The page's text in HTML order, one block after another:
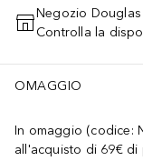
Negozio Douglas
Controlla la
OMAGGIO
In omaggio (codice:
all'acquisto di 69€ di